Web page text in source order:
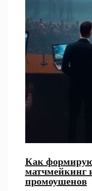
Как
матчмейкинг
промоушенов